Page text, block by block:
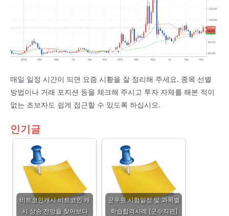
매일 일정 시간이 되면 요즘 시황을 잘 정리해 주세요. 종목 선별
방법이나 거래 포지션 등을 체크해 주시고 투자 자체를 해본 적이
없는 초보자도 쉽게 접근할 수 있도록 하십시오.
인기글
비트코인캐시 비트코인 캐
시 상승 전망을 찾아보다
군무원 시험일정 및 과목별
학습합격사례 [군수직편]